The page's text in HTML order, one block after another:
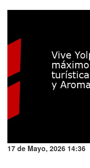
17 de Mayo, 2026 14:36